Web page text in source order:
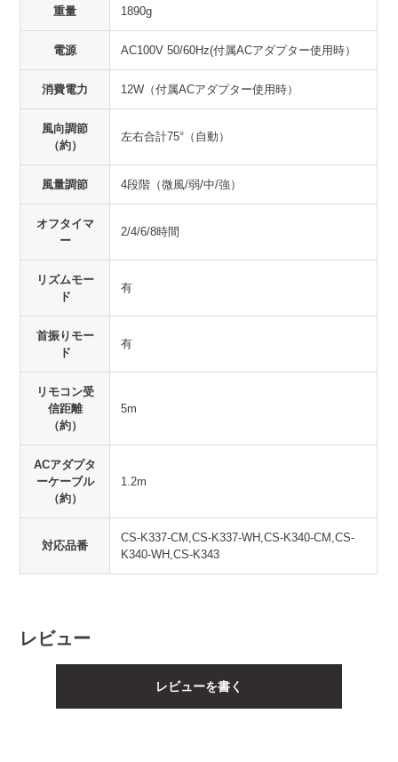
重量 1890g
電源 AC100V 50/60Hz(付属ACアダプター使用時）
消費電力 12W（付属ACアダプター使用時）
風向調節
（約）
左右合計75°（自動）
風量調節 4段階（微風/弱/中/強）
オフタイマ
ー
2/4/6/8時間
リズムモー
ド
有
首振りモー
ド
有
リモコン受
信距離
（約）
5m
ACアダプタ
ーケーブル
（約）
1.2m
対応品番
CS-K337-CM,CS-K337-WH,CS-K340-CM,CS-
K340-WH,CS-K343
レビュー
レビューを書く